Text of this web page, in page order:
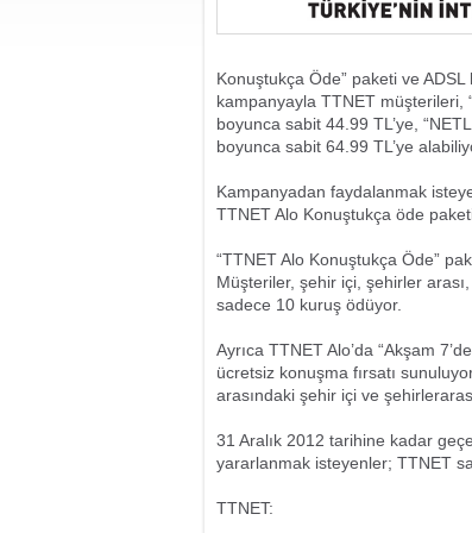
Konuştukça Öde” paketi ve
kampanyayla TTNET müşterileri,
boyunca sabit 44.99 TL’ye,
boyunca sabit 64.99 TL’ye
Kampanyadan faydalanmak
TTNET Alo Konuştukça öde
“TTNET Alo Konuştukça Öde”
Müşteriler, şehir içi, şehirler
sadece 10 kuruş ödüyor.
Ayrıca TTNET Alo’da “Akşam
ücretsiz konuşma fırsatı
arasındaki şehir içi ve
31 Aralık 2012 tarihine kadar
yararlanmak isteyenler; TTNET
TTNET: